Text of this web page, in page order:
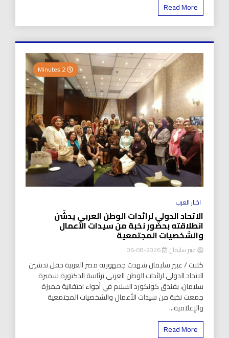
Read More
اخبار العرب
الاتحاد الدولي لرائدات الوطن العربي يدشّن
انطلاقته بحضور نخبة من سيدات الأعمال
والشخصيات المجتمعية
عبير سليمان 2026-08-06
كتبت / عبير سليمان شهدت جمهورية مصر العربية حفل تدشين
الاتحاد الدولي لرائدات الوطن العربي برئاسة الدكتورة سميرة
سليمان، بفندق كونكورد السلام في أجواء احتفالية مميزة
جمعت نخبة من سيدات الأعمال والشخصيات المجتمعية
والإعلامية...
Read More